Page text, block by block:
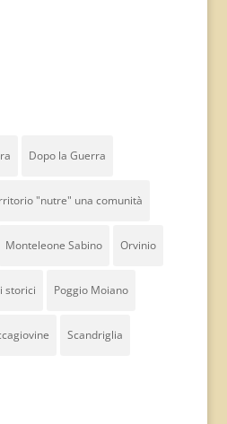
Dopo la Guerra
"nutre" una comunità
Monteleone Sabino Orvinio
storici Poggio Moiano
Scandriglia